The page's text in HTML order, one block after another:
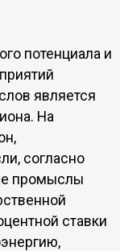
потенциала и
является
На
согласно
промыслы
ставки